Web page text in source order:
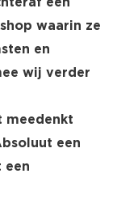
waarin ze
en
wij verder
meedenkt
een
een